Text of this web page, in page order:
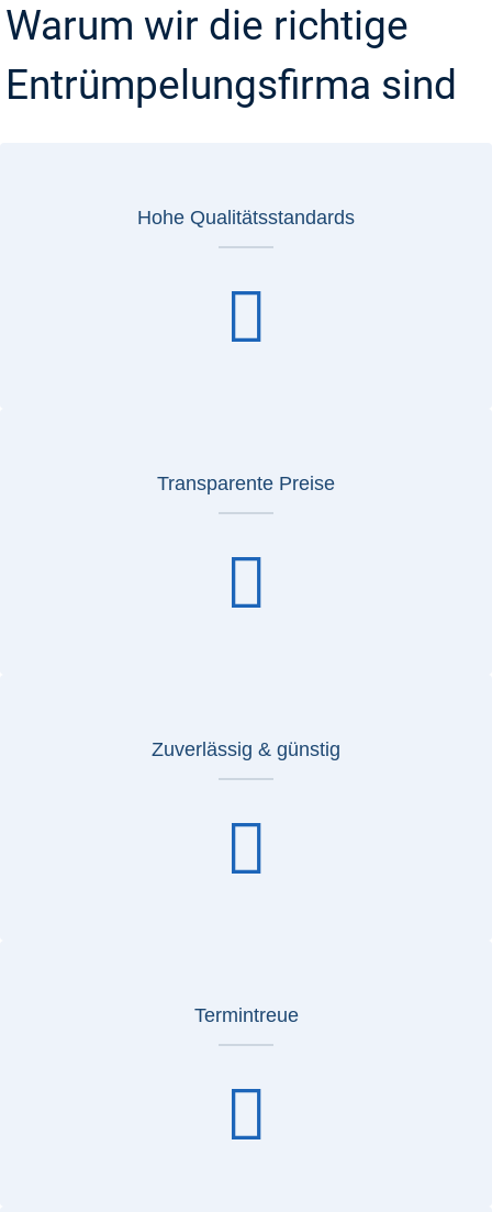
Warum wir die richtige
Entrümpelungsfirma sind
Hohe Qualitätsstandards
Transparente Preise
Zuverlässig & günstig
Termintreue